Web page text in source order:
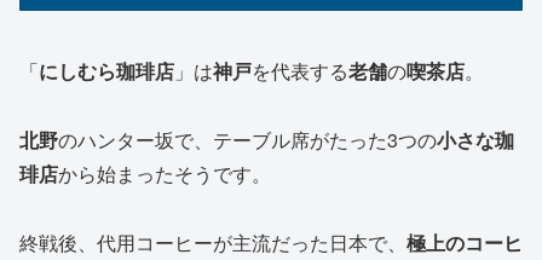
「にしむら珈琲店 」は神戸を代表する老舗の喫茶店。
北野のハンター坂で、テーブル席がたった3つの小さな珈
琲店から始まったそうです。
終戦後、代用コーヒーが主流だった日本で、 極上のコーヒ